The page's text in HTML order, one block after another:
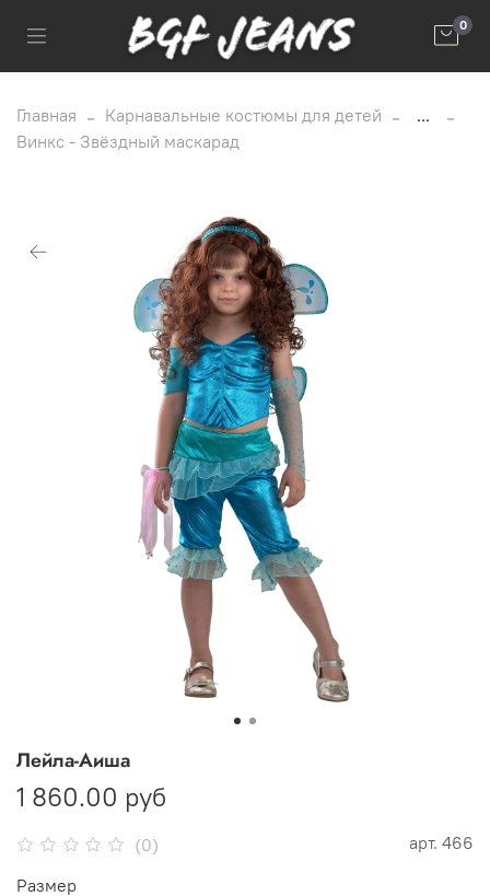
0
Главная Карнавальные костюмы для детей
...
Винкс - Звёздный маскарад
(0) арт. 466
Лейла-Аиша
1 860.00 руб
Размер